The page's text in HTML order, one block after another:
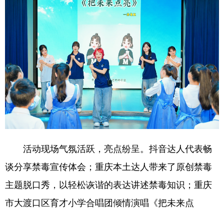
活动现场气氛活跃，亮点纷呈。抖音达人代表畅
谈分享禁毒宣传体会；重庆本土达人带来了原创禁毒
主题脱口秀，以轻松诙谐的表达讲述禁毒知识；重庆
市大渡口区育才小学合唱团倾情演唱《把未来点